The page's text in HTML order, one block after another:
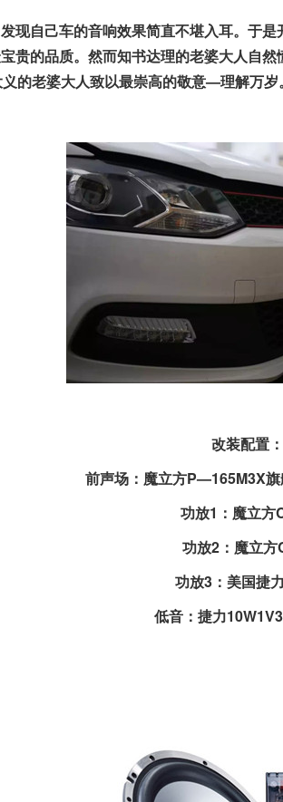
现自己车的音响效果简直不堪入耳。于
贵的品质。然而知书达理的老婆大人自
的老婆大人致以最崇高的敬意—理解万岁
改装配置：
前声场：魔立方P—165M3X
功放1：魔立方
功放2：魔立方
功放3：美国捷
低音：捷力